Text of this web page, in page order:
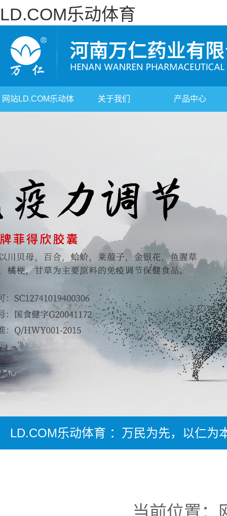
LD.COM乐动体育
网站LD.COM乐动体 关于我们 产品中心
LD.COM乐动体育 ：万民为先，以仁为
当前位置：